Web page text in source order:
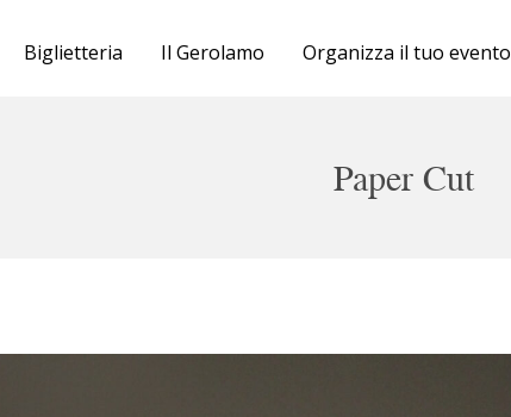
Biglietteria Il Gerolamo Organizza il tuo evento
Paper Cut
Organizza il tuo